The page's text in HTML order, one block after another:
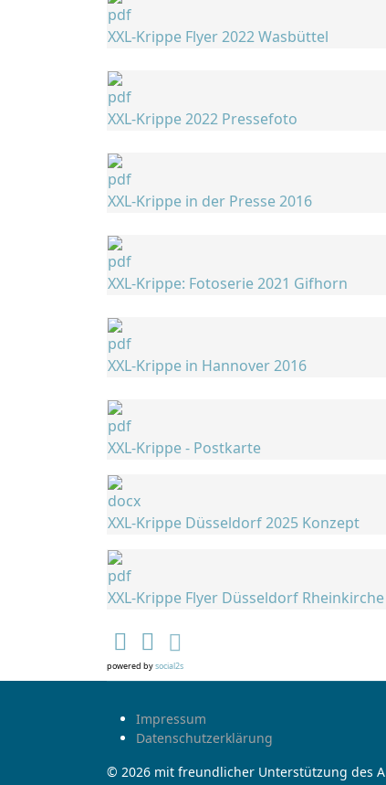
XXL-Krippe Flyer 2022 Wasbüttel
XXL-Krippe 2022 Pressefoto
XXL-Krippe in der Presse 2016
XXL-Krippe: Fotoserie 2021 Gifhorn
XXL-Krippe in Hannover 2016
XXL-Krippe - Postkarte
XXL-Krippe Düsseldorf 2025 Konzept
XXL-Krippe Flyer Düsseldorf
powered bysocial2s
Impressum
Datenschutzerklärung
© 2026 mit freundlicher Unterstützung des